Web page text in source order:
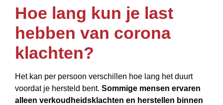
Hoe lang kun je last
hebben van corona
klachten?
Het kan per persoon verschillen hoe lang het duurt
voordat je hersteld bent. Sommige mensen ervaren
alleen verkoudheidsklachten en herstellen binnen